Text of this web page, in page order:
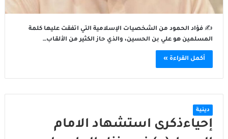
✍️ فؤاد الحمود من الشخصيات الإسلامية التي اتفقت عليها كلمة
المسلمين هو علي بن الحسين، والذي حاز الكثير من الألقاب…
أكمل القراءة »
دينية
إحياءذكرى استشهاد الامام